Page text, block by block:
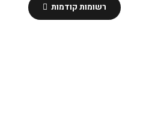
רשומות קודמות